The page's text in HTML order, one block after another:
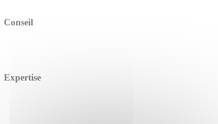
Conseil
Expertise